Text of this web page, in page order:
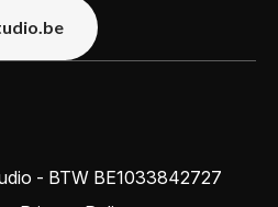
- BTW BE1033842727